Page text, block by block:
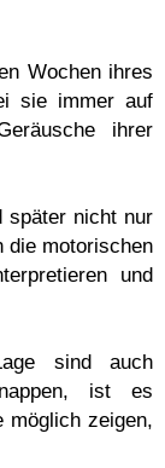
Wochen ihres
sie immer auf
ihrer
später nicht nur
die motorischen
und
sind auch
ist es
zeigen,